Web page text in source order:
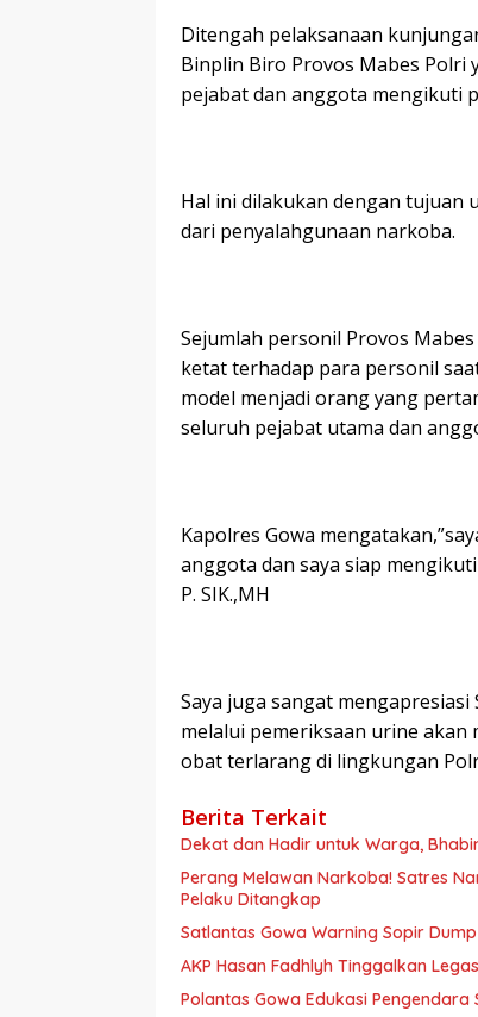
Ditengah pelaksanaan
Binplin Biro Provos Mabes Polri
pejabat dan anggota mengikuti
Hal ini dilakukan dengan tujuan
dari penyalahgunaan narkoba.
Sejumlah personil Provos
ketat terhadap para personil
model menjadi orang yang
seluruh pejabat utama dan
Kapolres Gowa
anggota dan saya siap
P. SIK.,MH
Saya juga sangat
melalui pemeriksaan urine
obat terlarang di lingkungan
Berita Terkait
Dekat dan Hadir untuk Warga,
Perang Melawan Narkoba! Satres
Pelaku Ditangkap
Satlantas Gowa Warning Sopir
AKP Hasan Fadhlyh Tinggalkan
Polantas Gowa Edukasi Pengendara